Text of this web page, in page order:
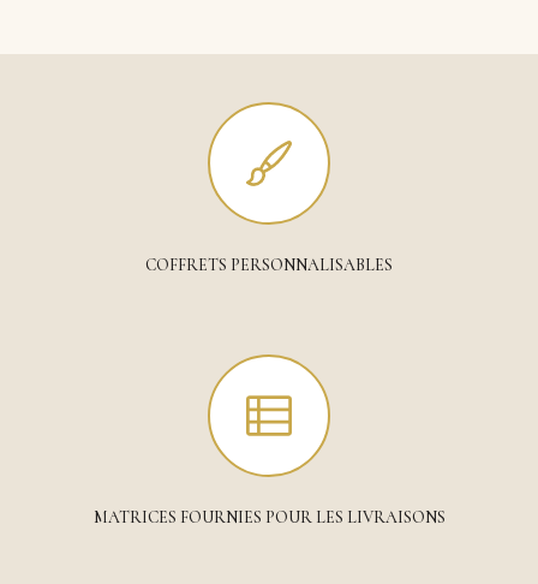
COFFRETS PERSONNALISABLES
MATRICES FOURNIES POUR LES LIVRAISONS